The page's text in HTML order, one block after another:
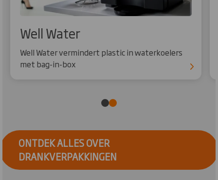
Well Water
Well Water vermindert plastic in waterkoelers
met bag-in-box
ONTDEK ALLES OVER
DRANKVERPAKKINGEN